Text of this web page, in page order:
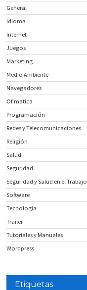
General
Idioma
Internet
Juegos
Marketing
Medio Ambiente
Navegadores
Ofimatica
Programación
Redes y Telecomunicaciones
Religión
Salud
Seguridad
Seguridad y Salud en el Trabajo
Software
Tecnología
Trailer
Tutoriales y Manuales
Wordpress
Etiquetas